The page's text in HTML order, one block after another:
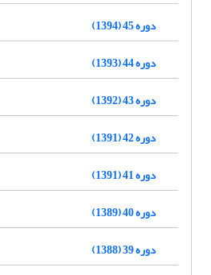
دوره 45 (1394)
دوره 44 (1393)
دوره 43 (1392)
دوره 42 (1391)
دوره 41 (1391)
دوره 40 (1389)
دوره 39 (1388)